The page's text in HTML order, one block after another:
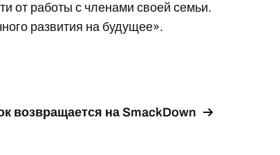
от работы с членами своей семьи.
развития на будущее».
возвращается на SmackDown